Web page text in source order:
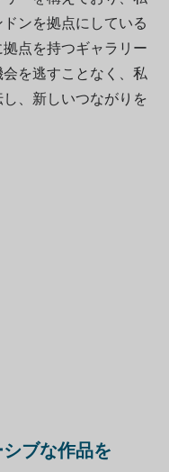
ンを拠点にしている
点を持つギャラリー
を逃すことなく、私
、新しいつながりを
ブな作品を